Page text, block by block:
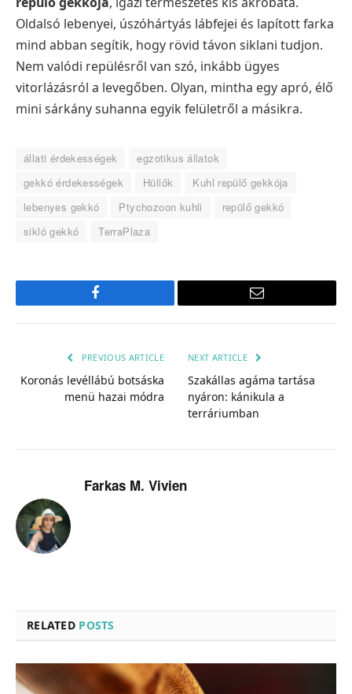
Oldalsó lebenyei, úszóhártyás lábfejei és lapított farka
mind abban segítik, hogy rövid távon siklani tudjon.
Nem valódi repülésről van szó, inkább ügyes
vitorlázásról a levegőben. Olyan, mintha egy apró, élő
mini sárkány suhanna egyik felületről a másikra.
állati érdekességek
egzotikus állatok
gekkó érdekességek
Hüllők
Kuhl repülő gekkója
lebenyes gekkó
Ptychozoon kuhli
repülő gekkó
sikló gekkó
TerraPlaza
Facebook Email
PREVIOUS ARTICLE
Koronás levéllábú botsáska
menü hazai módra
NEXT ARTICLE
Szakállas agáma tartása
nyáron: kánikula a
terráriumban
Farkas M. Vivien
RELATED POSTS